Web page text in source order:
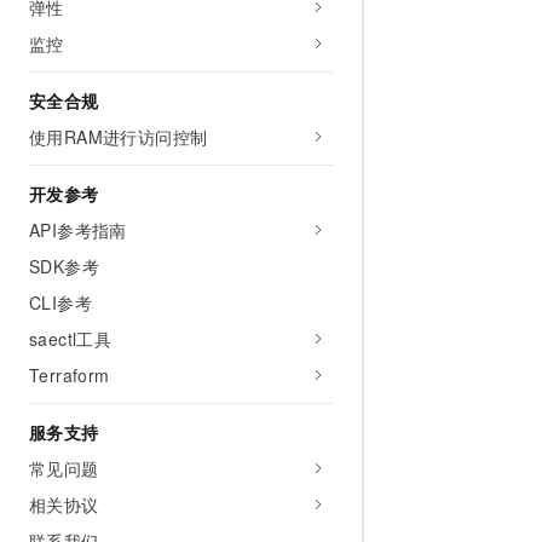
弹性
监控
安全合规
使用RAM进行访问控制
开发参考
API参考指南
SDK参考
CLI参考
saectl工具
Terraform
服务支持
常见问题
相关协议